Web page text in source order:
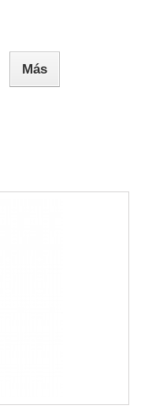
Más